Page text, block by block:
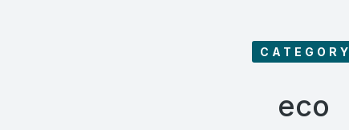
CATEGORY
eco